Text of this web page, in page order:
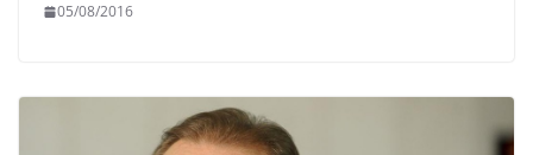
05/08/2016